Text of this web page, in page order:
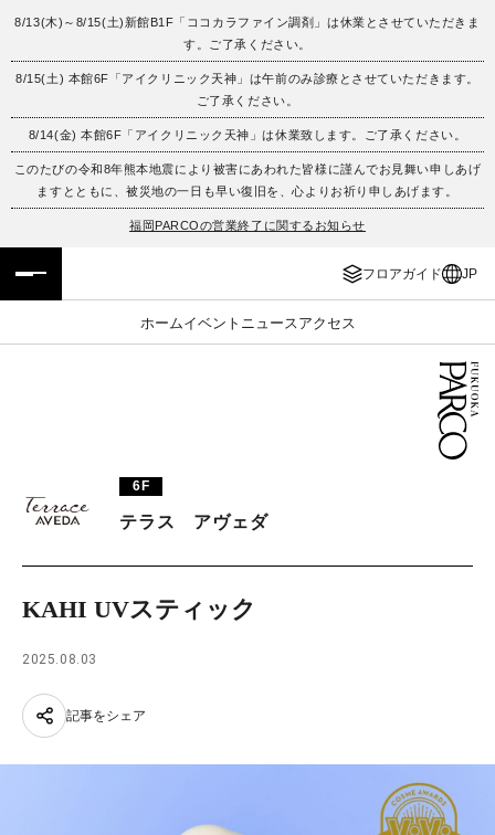
8/13(木)～8/15(土)新館B1F「ココカラファイン調剤」は休業とさせていただきま
す。ご了承ください。
8/15(土) 本館6F「アイクリニック天神」は午前のみ診療とさせていただきます。
ご了承ください。
8/14(金) 本館6F「アイクリニック天神」は休業致します。ご了承ください。
このたびの令和8年熊本地震により被害にあわれた皆様に謹んでお見舞い申しあげ
ますとともに、被災地の一日も早い復旧を、心よりお祈り申しあげます。
福岡PARCOの営業終了に関するお知らせ
フロアガイド JP
ホームイベント ニュース アクセス
フロアガイド
施設案内・アクセス
イベント・ポップアップ
レストラン・カフェ
ENGLISH
繁体字
簡体字
ภาษาไทย
6F
テラス アヴェダ
KAHI UVスティック
2025.08.03
記事をシェア